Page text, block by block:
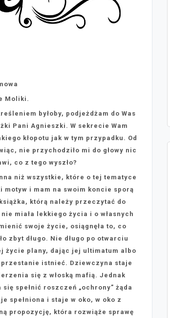
Moliki.
byłoby, podjeżdżam do Was
Pani Agnieszki. W sekrecie Wam
kłopotu jak w tym przypadku. Od
nie przychodziło mi do głowy nic
co z tego wyszło?
niż wszystkie, które o tej tematyce
motyw i mam na swoim koncie sporą
którą należy przeczytać do
miała lekkiego życia i o własnych
swoje życie, osiągnęła to, co
zbyt długo. Nie długo po otwarciu
życie plany, dając jej ultimatum albo
istnieć. Dziewczyna staje
się z włoską mafią. Jednak
spełnić roszczeń „ochrony” żąda
spełniona i staje w oko, w oko z
propozycję, która rozwiąże sprawę